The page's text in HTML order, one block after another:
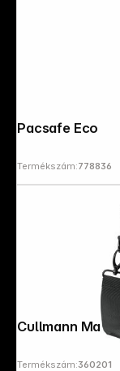
Termékszám:778836
Termékszám:360201